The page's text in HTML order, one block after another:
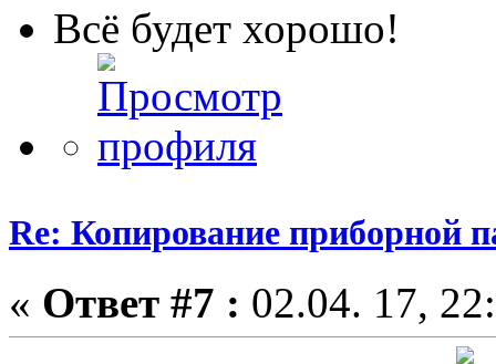
Всё будет хорошо!
Re: Копирование приборной
« Ответ #7 : 02.04. 17,